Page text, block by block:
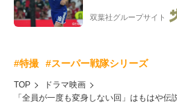
友夫妻も続々エー
双葉社グループサイト
#特撮 #スーパー戦隊シリーズ
TOP
ドラマ映画
「全員が一度も変身しない回」はもはや